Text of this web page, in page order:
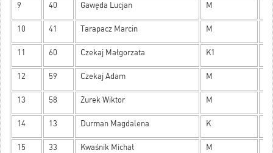
9 40 Gawęda Lucjan M 72
10 41 Tarapacz Marcin M 72
11 60 Czekaj Małgorzata K1 71
12 59 Czekaj Adam M 65
13 58 Żurek Wiktor M 61
14 13 Durman Magdalena K 61
15 33 Kwaśnik Michał M 52